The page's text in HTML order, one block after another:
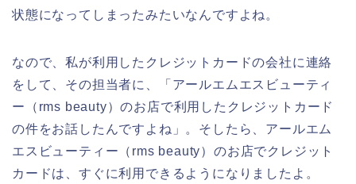
状態になってしまったみたいなんですよね。
なので、私が利用したクレジットカードの会社に連絡
をして、その担当者に、「アールエムエスビューティ
ー（rms beauty）のお店で利用したクレジットカード
の件をお話したんですよね」。そしたら、アールエム
エスビューティー（rms beauty）のお店でクレジット
カードは、すぐに利用できるようになりましたよ。